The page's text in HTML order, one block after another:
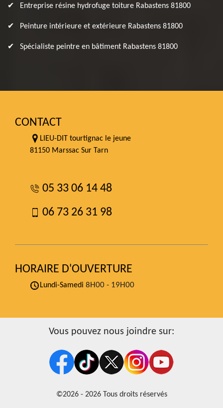
Entreprise résine hydrofuge toiture Rabastens 81800
Peinture intérieure et extérieure Rabastens 81800
Spécialiste peintre en bâtiment Rabastens 81800
CONTACT
LIEU-DIT tourtignac le jeune
81150 Marssac Sur Tarn
05 33 06 14 48
06 73 26 31 98
HORAIRE D'OUVERTURE
Lundi-Samedi 8H00 - 19H00
Vous pouvez nous joindre sur:
©2026 - 2026 Tous droits réservés